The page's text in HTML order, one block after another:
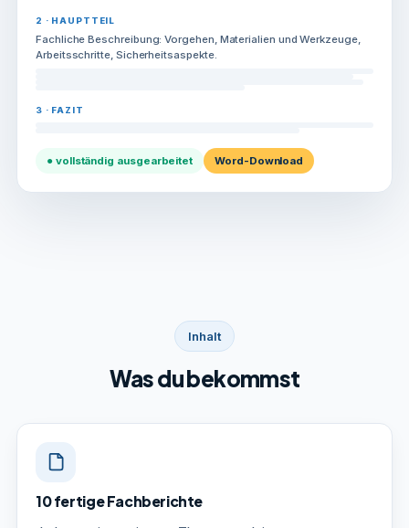
2 · HAUPTTEIL
Fachliche Beschreibung: Vorgehen, Materialien und Werkzeuge,
Arbeitsschritte, Sicherheitsaspekte.
3 · FAZIT
● vollständig ausgearbeitet Word-Download
Inhalt
Was du bekommst
10 fertige Fachberichte